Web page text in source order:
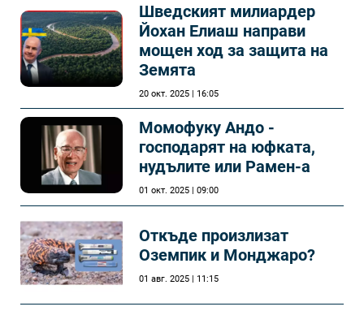
Шведският милиардер
Йохан Елиаш направи
мощен ход за защита на
Земята
20 окт. 2025 | 16:05
Момофуку Андо -
господарят на юфката,
нудълите или Рамен-а
01 окт. 2025 | 09:00
Откъде произлизат
Оземпик и Монджаро?
01 авг. 2025 | 11:15